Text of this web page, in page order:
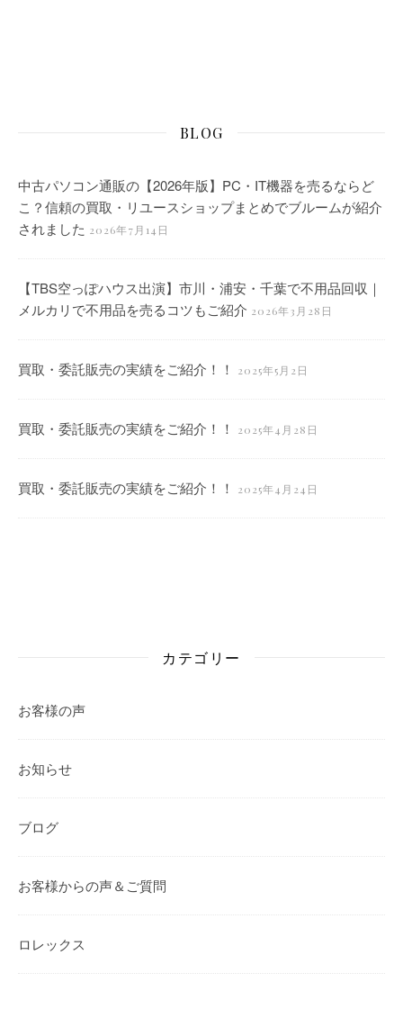
BLOG
中古パソコン通販の【2026年版】PC・IT機器を売るならど
こ？信頼の買取・リユースショップまとめでブルームが紹介
されました 2026年7月14日
【TBS空っぽハウス出演】市川・浦安・千葉で不用品回収｜
メルカリで不用品を売るコツもご紹介 2026年3月28日
買取・委託販売の実績をご紹介！！ 2025年5月2日
買取・委託販売の実績をご紹介！！ 2025年4月28日
買取・委託販売の実績をご紹介！！ 2025年4月24日
カテゴリー
お客様の声
お知らせ
ブログ
お客様からの声＆ご質問
ロレックス